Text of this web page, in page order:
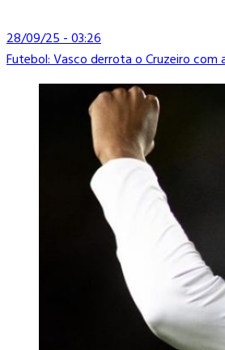
28/09/25 - 03:26
Futebol: Vasco derrota o Cruzeiro com